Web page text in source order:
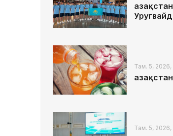
Там. 5, 2026,
Там. 5,